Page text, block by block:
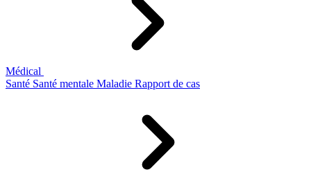
Médical
Santé Santé mentale Maladie Rapport de cas